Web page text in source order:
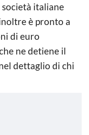
italiane
è pronto a
di euro
ne detiene il
dettaglio di chi